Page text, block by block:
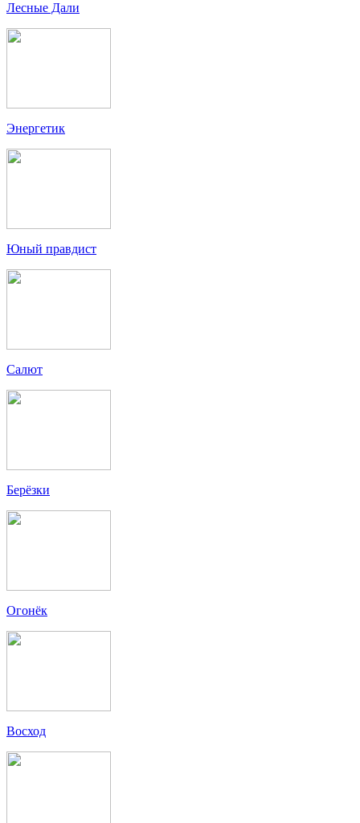
Лесные Дали
Энергетик
Юный правдист
Салют
Берёзки
Огонёк
Восход